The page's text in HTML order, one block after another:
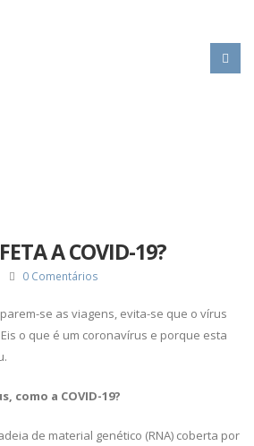
A COVID-19?
0 Comentários
se as viagens, evita-se que o vírus
o que é um coronavírus e porque esta
como a COVID-19?
de material genético (RNA) coberta por